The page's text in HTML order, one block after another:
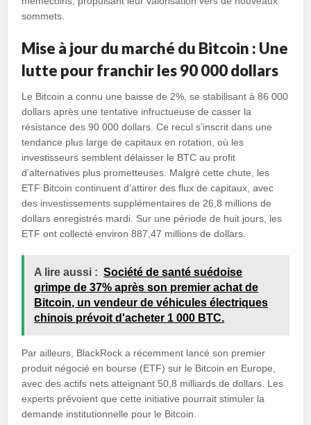
sommets.
Mise à jour du marché du Bitcoin : Une
lutte pour franchir les 90 000 dollars
Le Bitcoin a connu une baisse de 2%, se stabilisant à 86 000
dollars après une tentative infructueuse de casser la
résistance des 90 000 dollars. Ce recul s’inscrit dans une
tendance plus large de capitaux en rotation, où les
investisseurs semblent délaisser le BTC au profit
d’alternatives plus prometteuses. Malgré cette chute, les
ETF Bitcoin continuent d’attirer des flux de capitaux, avec
des investissements supplémentaires de 26,8 millions de
dollars enregistrés mardi. Sur une période de huit jours, les
ETF ont collecté environ 887,47 millions de dollars.
A lire aussi : Société de santé suédoise
grimpe de 37% après son premier achat de
Bitcoin, un vendeur de véhicules électriques
chinois prévoit d'acheter 1 000 BTC.
Par ailleurs, BlackRock a récemment lancé son premier
produit négocié en bourse (ETF) sur le Bitcoin en Europe,
avec des actifs nets atteignant 50,8 milliards de dollars. Les
experts prévoient que cette initiative pourrait stimuler la
demande institutionnelle pour le Bitcoin.